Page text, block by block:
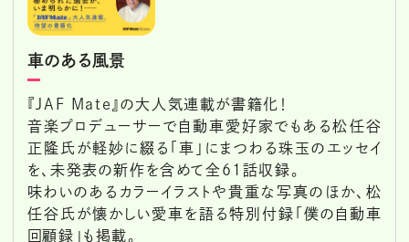
車のある風景
『JAF Mate』の大人気連載が書籍化！
音楽プロデューサーで自動車愛好家でもある松任谷
正隆氏が軽妙に綴る「車」にまつわる珠玉のエッセイ
を、未発表の新作を含めて全61話収録。
味わいのあるカラーイラストや貴重な写真のほか、松
任谷氏が懐かしい愛車を語る特別付録「僕の自動車
回顧録」も掲載。